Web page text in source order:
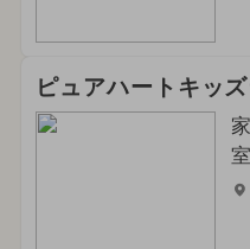
ピュアハートキッ